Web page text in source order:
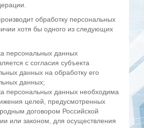
обработку персональных
хотя бы одного из следующих
персональных данных
с согласия субъекта
данных на обработку его
данных;
персональных данных необходима
целей, предусмотренных
договором Российской
или законом, для осуществления